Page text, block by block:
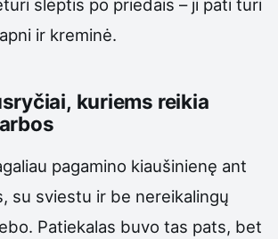
slėptis po priedais – ji pati turi
ir kreminė.
kuriems reikia
pagamino kiaušinienę ant
su sviestu ir be nereikalingų
Patiekalas buvo tas pats, bet